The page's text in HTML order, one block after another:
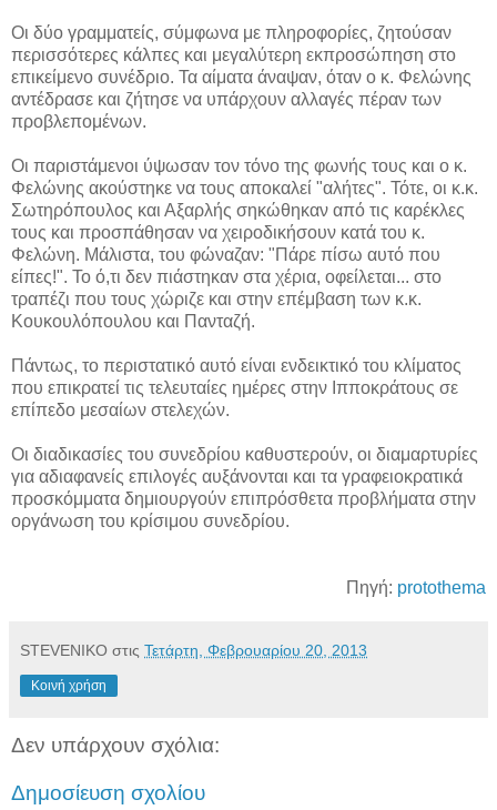
Οι δύο γραμματείς, σύμφωνα με πληροφορίες, ζητούσαν
περισσότερες κάλπες και μεγαλύτερη εκπροσώπηση στο
επικείμενο συνέδριο. Τα αίματα άναψαν, όταν ο κ. Φελώνης
αντέδρασε και ζήτησε να υπάρχουν αλλαγές πέραν των
προβλεπομένων.
Οι παριστάμενοι ύψωσαν τον τόνο της φωνής τους και ο κ.
Φελώνης ακούστηκε να τους αποκαλεί "αλήτες". Τότε, οι κ.κ.
Σωτηρόπουλος και Αξαρλής σηκώθηκαν από τις καρέκλες
τους και προσπάθησαν να χειροδικήσουν κατά του κ.
Φελώνη. Μάλιστα, του φώναζαν: "Πάρε πίσω αυτό που
είπες!". Το ό,τι δεν πιάστηκαν στα χέρια, οφείλεται... στο
τραπέζι που τους χώριζε και στην επέμβαση των κ.κ.
Κουκουλόπουλου και Πανταζή.
Πάντως, το περιστατικό αυτό είναι ενδεικτικό του κλίματος
που επικρατεί τις τελευταίες ημέρες στην Ιπποκράτους σε
επίπεδο μεσαίων στελεχών.
Οι διαδικασίες του συνεδρίου καθυστερούν, οι διαμαρτυρίες
για αδιαφανείς επιλογές αυξάνονται και τα γραφειοκρατικά
προσκόμματα δημιουργούν επιπρόσθετα προβλήματα στην
οργάνωση του κρίσιμου συνεδρίου.
Πηγή: protothema
STEVENIKO στις Τετάρτη, Φεβρουαρίου 20, 2013
Κοινή χρήση
Δεν υπάρχουν σχόλια:
Δημοσίευση σχολίου